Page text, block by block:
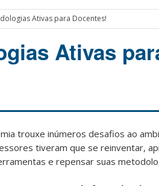
Ativas para Docentes!
Ativas
trouxe inúmeros desafios ao
tiveram que se reinventar,
e repensar suas